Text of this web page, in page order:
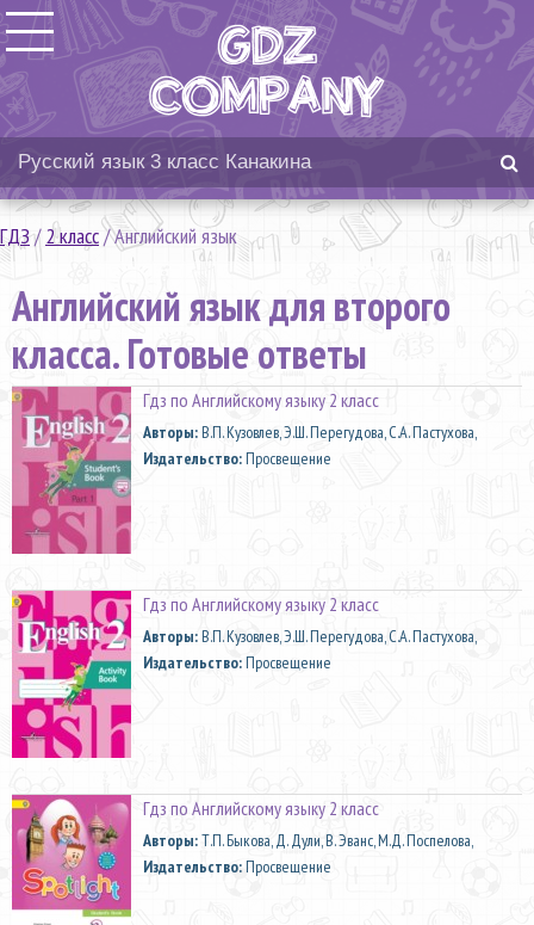
ГДЗ/2 класс/Английский язык
Английский язык для второго
класса. Готовые ответы
Гдз по Английскому языку 2 класс
Aвторы:В.П. Кузовлев, Э.Ш. Перегудова, С.А. Пастухова,
Издательство:Просвещение
Гдз по Английскому языку 2 класс
Aвторы:В.П. Кузовлев, Э.Ш. Перегудова, С.А. Пастухова,
Издательство:Просвещение
Гдз по Английскому языку 2 класс
Aвторы:Т.П. Быкова, Д. Дули, В. Эванс, М.Д. Поспелова,
Издательство:Просвещение